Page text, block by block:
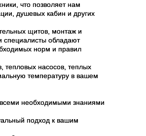
что позволяет нам
душевых кабин и других
щитов, монтаж и
специалисты обладают
норм и правил
тепловых насосов, теплых
температуру в вашем
необходимыми знаниями
подход к вашим